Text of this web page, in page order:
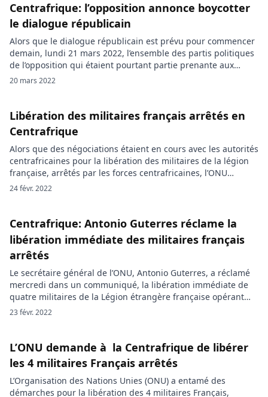
Centrafrique: l’opposition annonce boycotter
le dialogue républicain
Alors que le dialogue républicain est prévu pour commencer
demain, lundi 21 mars 2022, l’ensemble des partis politiques
de l’opposition qui étaient pourtant partie prenante aux
activités préparatoires de ce dialogue, ont annoncé ce
Archange Touadéra qui a convoqué un […]
20 mars 2022
Libération des militaires français arrêtés en
Centrafrique
Alors que des négociations étaient en cours avec les autorités
centrafricaines pour la libération des militaires de la légion
française, arrêtés par les forces centrafricaines, l’ONU
annonce jeudi, leur libération. Les quatre militaires français
annonce sur […]
24 févr. 2022
Centrafrique: Antonio Guterres réclame la
libération immédiate des militaires français
arrêtés
Le secrétaire général de l’ONU, Antonio Guterres, a réclamé
mercredi dans un communiqué, la libération immédiate de
quatre militaires de la Légion étrangère française opérant
pour la mission des Nations unies en Centrafrique (Minusca).
l’Organisation des Nations unies », […]
23 févr. 2022
L’ONU demande à la Centrafrique de libérer
les 4 militaires Français arrêtés
L’Organisation des Nations Unies (ONU) a entamé des
démarches pour la libération des 4 militaires Français,